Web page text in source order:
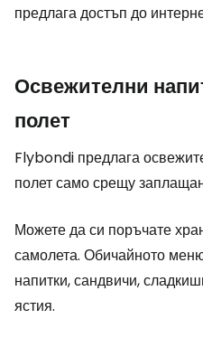
предлага достъп до
Освежителни
полет
Flybondi предлага
полет само срещу
Можете да си поръчате
самолета. Обичайното
напитки, сандвичи,
ястия.